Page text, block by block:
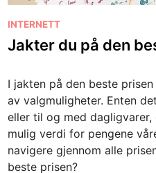
P
o
s
e
d
i
n
INTERNETT
Jakter du på den
I jakten på den beste
av valgmuligheter. Enten
eller til og med
mulig verdi for pengene
navigere gjennom alle
beste prisen?